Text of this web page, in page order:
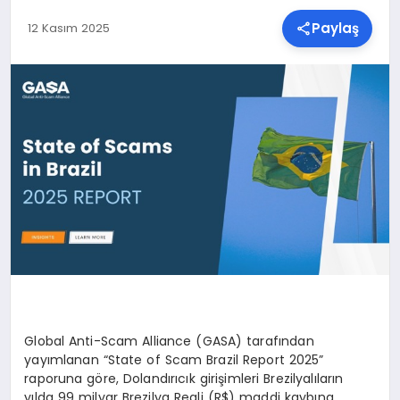
TEKNOLOJI
MALATYA HABERLERI
12 Kasım 2025 Paylaş
Global Anti-Scam Alliance (GASA) tarafından
yayımlanan “State of Scam Brazil Report 2025”
raporuna göre, Dolandırıcık girişimleri Brezilyalıların